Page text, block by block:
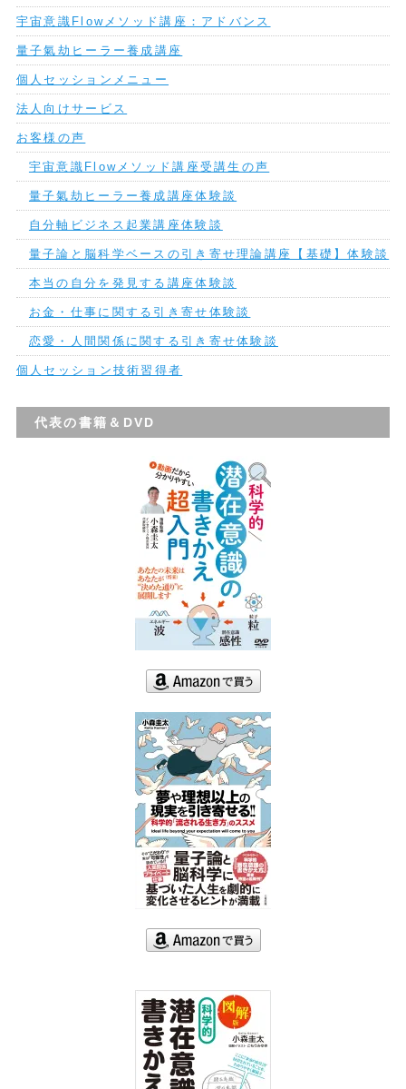
宇宙意識Flowメソッド講座：アドバンス
量子氣劫ヒーラー養成講座
個人セッションメニュー
法人向けサービス
お客様の声
宇宙意識Flowメソッド講座受講生の声
量子氣劫ヒーラー養成講座体験談
自分軸ビジネス起業講座体験談
量子論と脳科学ベースの引き寄せ理論講座【基礎】体験談
本当の自分を発見する講座体験談
お金・仕事に関する引き寄せ体験談
恋愛・人間関係に関する引き寄せ体験談
個人セッション技術習得者
代表の書籍＆DVD